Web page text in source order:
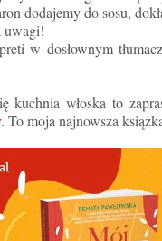
dodajemy do sosu,
uwagi!
w dosłownym
kuchnia włoska to
. To moja najnowsza